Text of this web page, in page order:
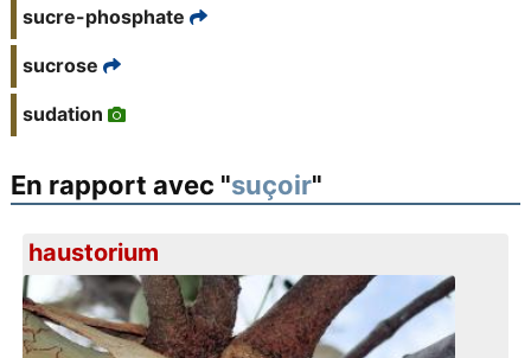
sucre-phosphate
sucrose
sudation
En rapport avec "suçoir"
haustorium